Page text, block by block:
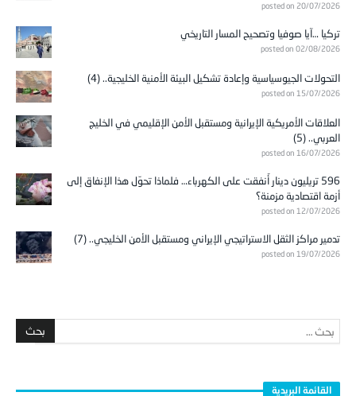
posted on 20/07/2026
تركيا …آيا صوفيا وتصحيح المسار التاريخي
posted on 02/08/2026
التحولات الجيوسياسية وإعادة تشكيل البيئة الأمنية الخليجية.. (4)
posted on 15/07/2026
العلاقات الأمريكية الإيرانية ومستقبل الأمن الإقليمي في الخليج
العربي.. (5)
posted on 16/07/2026
596 تريليون دينار أُنفقت على الكهرباء… فلماذا تحوّل هذا الإنفاق إلى
أزمة اقتصادية مزمنة؟
posted on 12/07/2026
تدمير مراكز الثقل الاستراتيجي الإيراني ومستقبل الأمن الخليجي.. (7)
posted on 19/07/2026
القائمة البريدية